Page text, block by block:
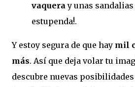
vaqueray unas
estupenda!.
Y estoy segura de que hay mil
más. Así que deja volar tu
descubre nuevas